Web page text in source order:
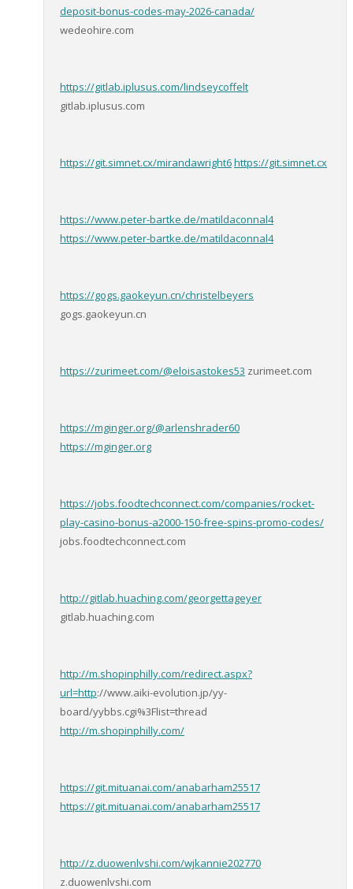
deposit-bonus-codes-may-2026-canada/
wedeohire.com
https://gitlab.iplusus.com/lindseycoffelt
gitlab.iplusus.com
https://git.simnet.cx/mirandawright6https://git.simnet.cx
https://www.peter-bartke.de/matildaconnal4
https://www.peter-bartke.de/matildaconnal4
https://gogs.gaokeyun.cn/christelbeyers
gogs.gaokeyun.cn
https://zurimeet.com/@eloisastokes53 zurimeet.com
https://mginger.org/@arlenshrader60
https://mginger.org
https://jobs.foodtechconnect.com/companies/rocket-
play-casino-bonus-a2000-150-free-spins-promo-codes/
jobs.foodtechconnect.com
http://gitlab.huaching.com/georgettageyer
gitlab.huaching.com
http://m.shopinphilly.com/redirect.aspx?
url=http://www.aiki-evolution.jp/yy-
board/yybbs.cgi%3Flist=thread
http://m.shopinphilly.com/
https://git.mituanai.com/anabarham25517
https://git.mituanai.com/anabarham25517
http://z.duowenlvshi.com/wjkannie202770
z.duowenlvshi.com